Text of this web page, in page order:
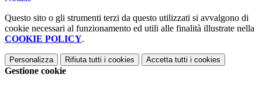
Questo sito o gli strumenti terzi da questo utilizzati si avvalgono di
cookie necessari al funzionamento ed utili alle finalità illustrate nella
COOKIE POLICY.
Personalizza Rifiuta tutti i cookies Accetta tutti i cookies
Gestione cookie